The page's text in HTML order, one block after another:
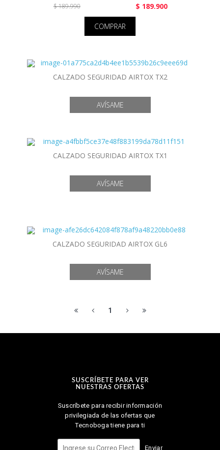
$ 189.990 $ 189.900
COMPRAR
CALZADO SEGURIDAD AIRTOX TX2
CALZADO SEGURIDAD AIRTOX TX1
CALZADO SEGURIDAD AIRTOX GL6
1
SUSCRÍBETE PARA VER
NUESTRAS OFERTAS
Suscríbete para recibir información
privilegiada de las ofertas que
Tecnoboga tiene para ti
Enviar